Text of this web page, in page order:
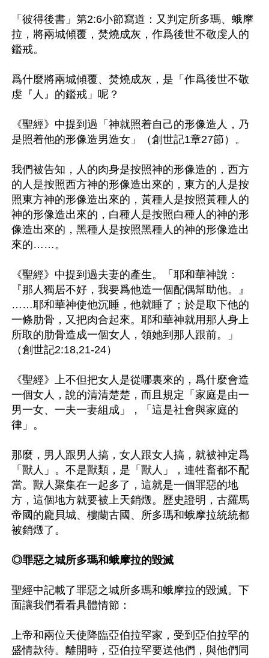
「彼得後書」第2:6小節寫道：又判定所多瑪、蛾摩
拉，將兩城傾覆，焚燒成灰，作爲後世不敬虔人的
鑑戒。
爲什麼將兩城傾覆、焚燒成灰，是「作爲後世不敬
虔『人』的鑑戒」呢？
《聖經》中提到過「神就照着自己的形像造人，乃
是照着他的形像造男造女」（創世記1章27節）。
我們被告知，人的肉身是按照神的形像造的，西方
的人是按照西方神的形像造出來的，東方的人是按
照東方神的形像造出來的，黃種人是按照黃種人的
神的形像造出來的，白種人是按照白種人的神的形
像造出來的，黑種人是按照黑種人的神的形像造出
來的……。
《聖經》中提到過夫妻的產生。「耶和華神說：
『那人獨居不好，我要爲他造一個配偶幫助他。』
……耶和華神使他沉睡，他就睡了；於是取下他的
一條肋骨，又把肉合起來。耶和華神就用那人身上
所取的肋骨造成一個女人，領她到那人跟前。」
（創世記2:18,21-24）
《聖經》上不但把女人是從哪裏來的，爲什麼會造
一個女人，說的清清楚楚，而且規定「家庭是由一
男一女、一夫一妻組成」，「這是社會與家庭的
律」。
那麼，男人跟男人搞，女人跟女人搞，就被神定爲
「獸人」。不是獸類，是「獸人」，連牲畜都不配
當。獸人聚集在一起多了，這就是一個罪惡的地
方，這個地方就要被上天銷燬。歷史證明，古羅馬
帝國的龐貝城、樓蘭古國、所多瑪和蛾摩拉統統都
被銷燬了。
◎罪惡之城所多瑪和蛾摩拉的毀滅
聖經中記載了罪惡之城所多瑪和蛾摩拉的毀滅。下
面讓我們看看具體情節：
上帝和兩位天使降臨亞伯拉罕家，受到亞伯拉罕的
盛情款待。離開時，亞伯拉罕要送他們，與他們同